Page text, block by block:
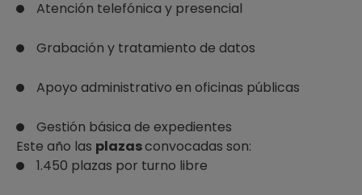
Atención telefónica y presencial
Grabación y tratamiento de datos
Apoyo administrativo en oficinas públicas
Gestión básica de expedientes
Este año las plazasconvocadas son:
1.450 plazas por turno libre